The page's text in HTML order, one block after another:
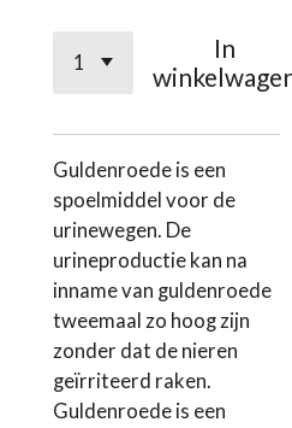
In
Guldenroede is een
spoelmiddel voor de
urinewegen. De
urineproductie kan na
inname van guldenroede
tweemaal zo hoog zijn
zonder dat de nieren
geïrriteerd raken.
Guldenroede is een